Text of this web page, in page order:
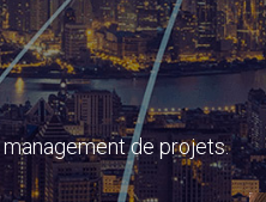
de projets.